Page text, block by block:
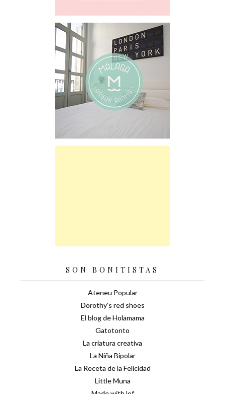
SON BONITISTAS
Ateneu Popular
Dorothy's red shoes
El blog de Holamama
Gatotonto
La criatura creativa
La Niña Bipolar
La Receta de la Felicidad
Little Muna